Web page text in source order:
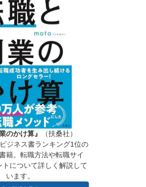
のかけ算』
（扶桑社）
ジネス書ランキング1位の
籍。転職方法や転職サイ
トについて詳しく解説して
います。